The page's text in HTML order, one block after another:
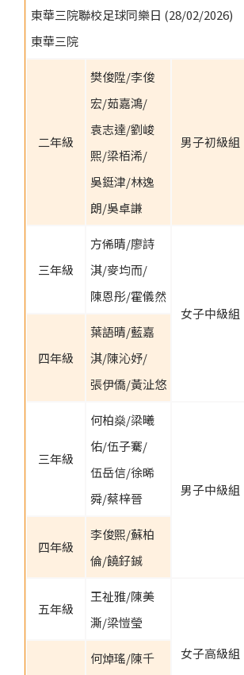
東華三院聯校足球同樂日 (28/02/2026)
東華三院
二年級
樊俊陞/李俊
宏/茹嘉鴻/
袁志達/劉峻
熙/梁栢浠/
吳鋌津/林逸
朗/吳卓謙
男子初級組
三年級
方俙晴/廖詩
淇/麥均而/
陳恩彤/霍儀然
女子中級組
四年級
葉語晴/藍嘉
淇/陳沁妤/
張伊僑/黃沚悠
三年級
何柏燊/梁曦
佑/伍子騫/
伍岳信/徐晞
舜/蔡梓晉
男子中級組
四年級
李俊熙/蘇柏
倫/饒釨鋮
五年級
王祉雅/陳美
澌/梁愷瑩
女子高級組
何焯瑤/陳千